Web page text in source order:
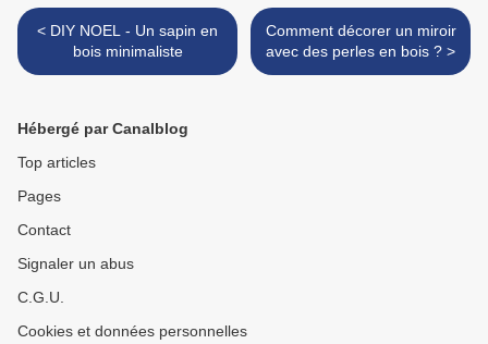
< DIY NOEL - Un sapin en
bois minimaliste
Comment décorer un miroir
avec des perles en bois ? >
Hébergé par Canalblog
Top articles
Pages
Contact
Signaler un abus
C.G.U.
Cookies et données personnelles